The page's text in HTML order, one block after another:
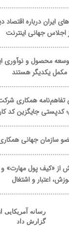
ایران درباره
اجلاس جهانی اینترنت
محصول و نوآوری
مکمل یکدیگر هستند
تفاهم‌نامه همکاری
کدپستی جایگزین کد
سازمان جهانی
از «کیف پول مهارت» و
اعتبار و اشتغال
رسانه آمریکایی
گزارش داد